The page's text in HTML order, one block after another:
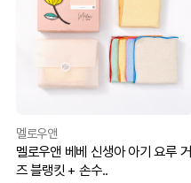
멜로우앤
멜로우앤 베베 신생아 아기 요루 거
즈 블랭킷 + 손수..